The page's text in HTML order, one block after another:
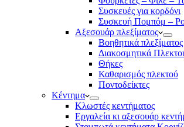
Συσκευές για κορδόνι
Συσκευή Πομπόμ –
Αξεσουάρ πλεξίματος
Βοηθητικά πλεξίματος
Διακοσμητικά
Θήκες
Καθαρισμός πλεκτού
Ποντοδείκτες
Κέντημα
Κλωστές κεντήματος
Eργαλεία κι αξεσουάρ